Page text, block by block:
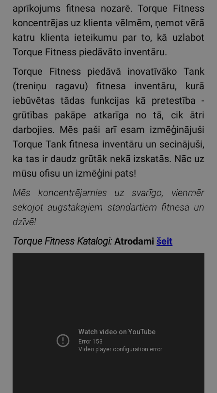
aprīkojums fitnesa nozarē. Torque Fitness
koncentrējas uz klienta vēlmēm, ņemot vērā
katru klienta ieteikumu par to, kā uzlabot
Torque Fitness piedāvāto inventāru.
Torque Fitness piedāvā inovatīvāko Tank
(treniņu ragavu) fitnesa inventāru, kurā
iebūvētas tādas funkcijas kā pretestība -
grūtības pakāpe atkarīga no tā, cik ātri
darbojies. Mēs paši arī esam izmēģinājuši
Torque Tank fitnesa inventāru un secinājuši,
ka tas ir daudz grūtāk nekā izskatās. Nāc uz
mūsu ofisu un izmēģini pats!
Mēs koncentrējamies uz svarīgo, vienmēr
sekojot augstākajiem standartiem fitnesā un
dzīvē!
Torque Fitness Katalogi:Atrodamišeit